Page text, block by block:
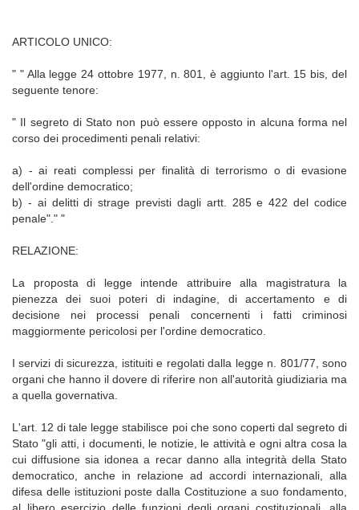
ARTICOLO UNICO:
" " Alla legge 24 ottobre 1977, n. 801, è aggiunto l'art. 15 bis, del
seguente tenore:
" Il segreto di Stato non può essere opposto in alcuna forma nel
corso dei procedimenti penali relativi:
a) - ai reati complessi per finalità di terrorismo o di evasione
dell'ordine democratico;
b) - ai delitti di strage previsti dagli artt. 285 e 422 del codice
penale"." "
RELAZIONE:
La proposta di legge intende attribuire alla magistratura la
pienezza dei suoi poteri di indagine, di accertamento e di
decisione nei processi penali concernenti i fatti criminosi
maggiormente pericolosi per l'ordine democratico.
I servizi di sicurezza, istituiti e regolati dalla legge n. 801/77, sono
organi che hanno il dovere di riferire non all'autorità giudiziaria ma
a quella governativa.
L'art. 12 di tale legge stabilisce poi che sono coperti dal segreto di
Stato "gli atti, i documenti, le notizie, le attività e ogni altra cosa la
cui diffusione sia idonea a recar danno alla integrità della Stato
democratico, anche in relazione ad accordi internazionali, alla
difesa delle istituzioni poste dalla Costituzione a suo fondamento,